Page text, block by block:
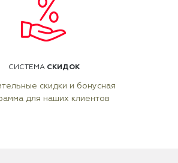
СИСТЕМА СКИДОК
скидки и бонусная
для наших клиентов